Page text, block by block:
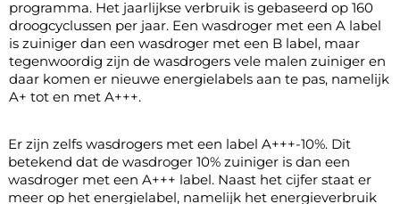
programma. Het jaarlijkse verbruik is gebaseerd op 160
droogcyclussen per jaar. Een wasdroger met een A label
is zuiniger dan een wasdroger met een B label, maar
tegenwoordig zijn de wasdrogers vele malen zuiniger en
daar komen er nieuwe energielabels aan te pas, namelijk
A+ tot en met A+++.
Er zijn zelfs wasdrogers met een label A+++-10%. Dit
betekend dat de wasdroger 10% zuiniger is dan een
wasdroger met een A+++ label. Naast het cijfer staat er
meer op het energielabel, namelijk het energieverbruik